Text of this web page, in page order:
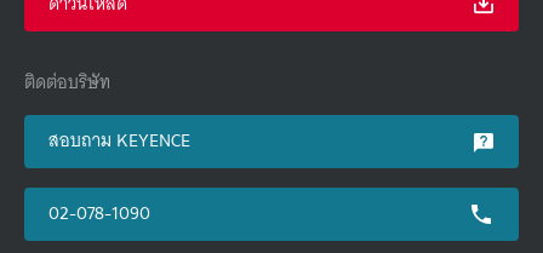
ติดต่อบริษัท
สอบถาม KEYENCE
02-078-1090